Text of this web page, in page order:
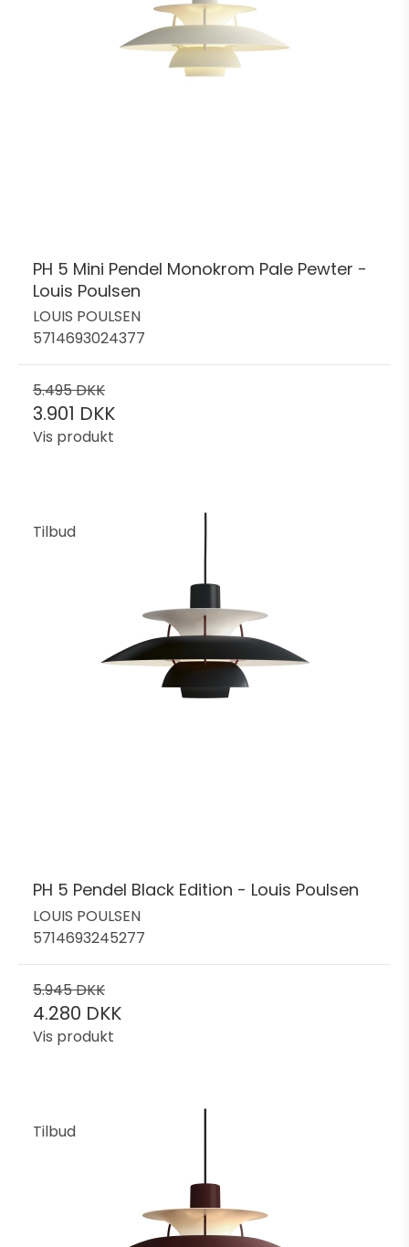
PH 5 Mini Pendel Monokrom Pale Pewter -
Louis Poulsen
LOUIS POULSEN
5714693024377
5.495 DKK
3.901 DKK
Vis produkt
Tilbud
PH 5 Pendel Black Edition - Louis Poulsen
LOUIS POULSEN
5714693245277
5.945 DKK
4.280 DKK
Vis produkt
Tilbud